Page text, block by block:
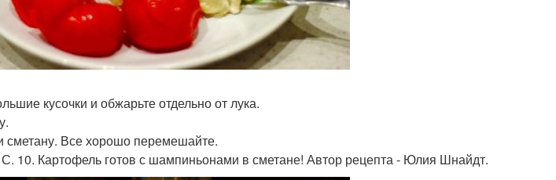
кусочки и обжарьте отдельно от лука.
сметану. Все хорошо перемешайте.
10. Картофель готов с шампиньонами в сметане! Автор рецепта - Юлия Шнайдт.